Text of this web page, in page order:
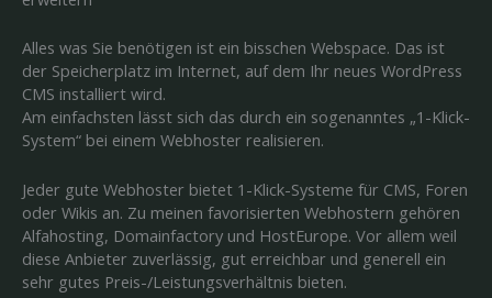
Alles was Sie benötigen ist ein bisschen Webspace. Das ist
der Speicherplatz im Internet, auf dem Ihr neues WordPress
CMS installiert wird.
Am einfachsten lässt sich das durch ein sogenanntes „1-Klick-
System“ bei einem Webhoster realisieren.
Jeder gute Webhoster bietet 1-Klick-Systeme für CMS, Foren
oder Wikis an. Zu meinen favorisierten Webhostern gehören
Alfahosting, Domainfactory und HostEurope. Vor allem weil
diese Anbieter zuverlässig, gut erreichbar und generell ein
sehr gutes Preis-/Leistungsverhältnis bieten.